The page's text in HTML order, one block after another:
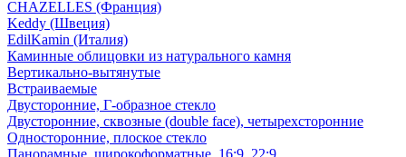
CHAZELLES (Франция)
Keddy (Швеция)
EdilKamin (Италия)
Каминные облицовки из натурального камня
Вертикально-вытянутые
Встраиваемые
Двусторонние, Г-образное стекло
Двусторонние, сквозные (double face), четырехсторонние
Односторонние, плоское стекло
Панорамные, широкоформатные, 16:9, 22:9